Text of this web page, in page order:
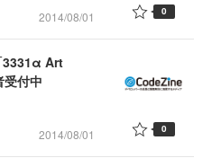
2014/08/01 0
3331α Art
付中
2014/08/01 0